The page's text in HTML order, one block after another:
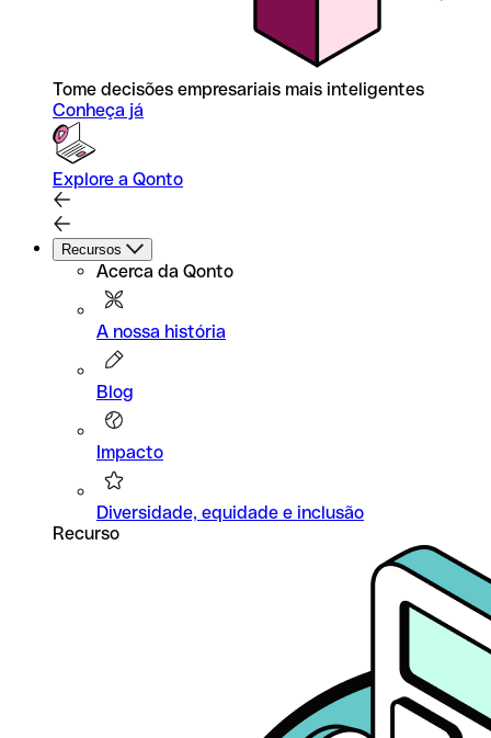
Tome decisões empresariais mais inteligentes
Conheça já
Explore a Qonto
Recursos
Acerca da Qonto
A nossa história
Blog
Impacto
Diversidade, equidade e inclusão
Recurso